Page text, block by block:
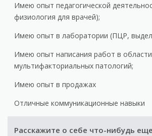
Имею опыт педагогической
физиология для врачей);
Имею опыт в лаборатории (ПЦР,
Имею опыт написания работ в области
мультифакториальных патологий;
Имею опыт в продажах
Отличные коммуникационные навыки
Расскажите о себе что-нибудь